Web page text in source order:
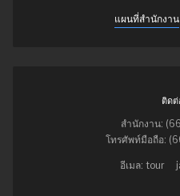
แผนที่สำนักงาน|
ติดต่
สำนักงาน:
โทรศัพท์มือถือ:
อีเมล: tour